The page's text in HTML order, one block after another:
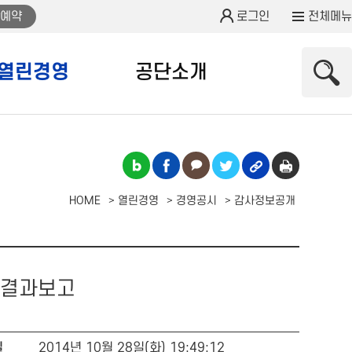
약 로그인 전체메뉴
린경영 공단소개
HOME 열린경영 경영공시 감사정보공개
과보고
2014년 10월 28일(화) 19:49:12